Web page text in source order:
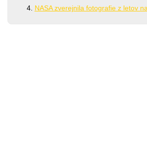
NASA zverejnila fotografie z letov